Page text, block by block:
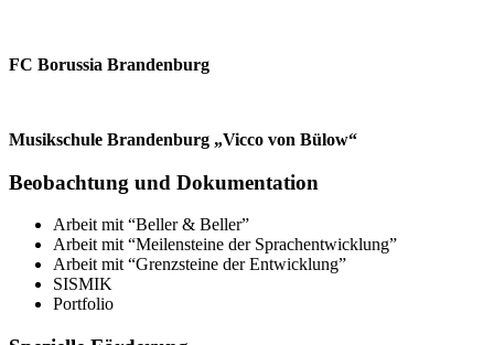
FC Borussia Brandenburg
Musikschule Brandenburg „Vicco von Bülow“
Beobachtung und Dokumentation
Arbeit mit “Beller & Beller”
Arbeit mit “Meilensteine der Sprachentwicklung”
Arbeit mit “Grenzsteine der Entwicklung”
SISMIK
Portfolio